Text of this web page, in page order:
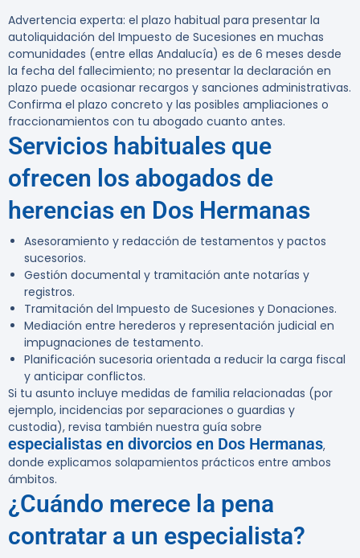
Advertencia experta: el plazo habitual para presentar la
autoliquidación del Impuesto de Sucesiones en muchas
comunidades (entre ellas Andalucía) es de 6 meses desde
la fecha del fallecimiento; no presentar la declaración en
plazo puede ocasionar recargos y sanciones administrativas.
Confirma el plazo concreto y las posibles ampliaciones o
fraccionamientos con tu abogado cuanto antes.
Servicios habituales que
ofrecen los abogados de
herencias en Dos Hermanas
Asesoramiento y redacción de testamentos y pactos
sucesorios.
Gestión documental y tramitación ante notarías y
registros.
Tramitación del Impuesto de Sucesiones y Donaciones.
Mediación entre herederos y representación judicial en
impugnaciones de testamento.
Planificación sucesoria orientada a reducir la carga fiscal
y anticipar conflictos.
Si tu asunto incluye medidas de familia relacionadas (por
ejemplo, incidencias por separaciones o guardias y
custodia), revisa también nuestra guía sobre
especialistas en divorcios en Dos Hermanas,
donde explicamos solapamientos prácticos entre ambos
ámbitos.
¿Cuándo merece la pena
contratar a un especialista?